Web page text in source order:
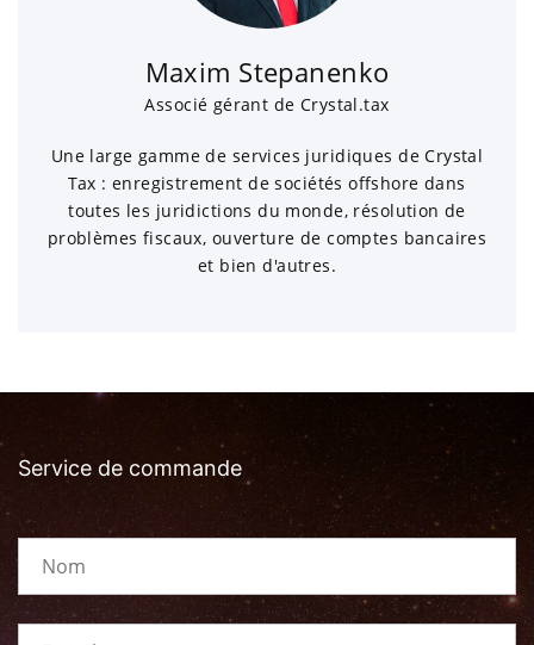
Maxim Stepanenko
Associé gérant de Crystal.tax
Une large gamme de services juridiques de Crystal
Tax : enregistrement de sociétés offshore dans
toutes les juridictions du monde, résolution de
problèmes fiscaux, ouverture de comptes bancaires
et bien d'autres.
Service de commande